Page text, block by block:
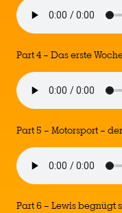
Part 4 – Das erste
Part 5 – Motorsport –
Part 6 – Lewis begnügt